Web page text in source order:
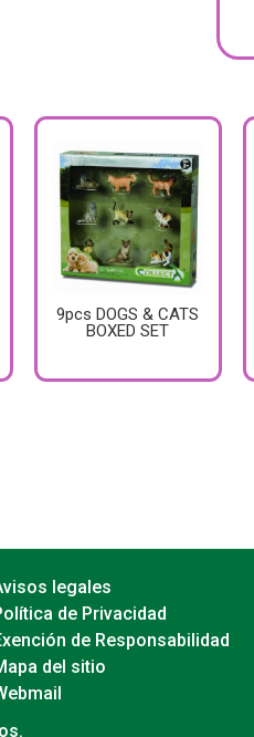
9pcs DOGS & CATS
BOXED SET
legales
de Privacidad
de Responsabilidad
del sitio